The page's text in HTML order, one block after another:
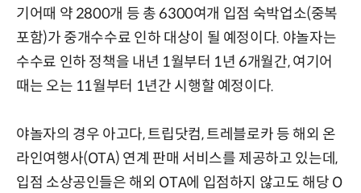
기어때 약 2800개 등 총 6300여개 입점 숙박업소(중복
포함)가 중개수수료 인하 대상이 될 예정이다. 야놀자는
수수료 인하 정책을 내년 1월부터 1년 6개월간, 여기어
때는 오는 11월부터 1년간 시행할 예정이다.
야놀자의 경우 아고다, 트립닷컴, 트레블로카 등 해외 온
라인여행사(OTA) 연계 판매 서비스를 제공하고 있는데,
입점 소상공인들은 해외 OTA에 입점하지 않고도 해당 O